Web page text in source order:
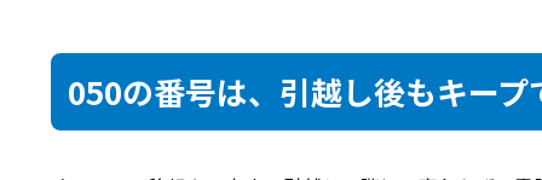
050の番号は、引越し後もキープ